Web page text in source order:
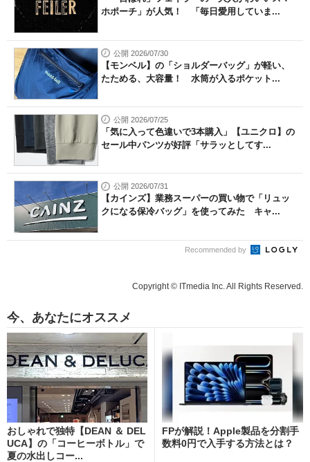
ホポーチ」が人気！ 「毎日愛用していま...
公開 2026/07/30
【モンベル】の「ショルダーバッグ」が軽い、
たためる、大容量！ 水筒が入るポケット...
公開 2026/07/25
「気に入って色違いで3本購入」【ユニクロ】の
セール中パンツが好評「サラッとしてす...
公開 2026/07/31
【カインズ】業務スーパーの買い物で「リュッ
クになる保冷バッグ」を使ってみた キャ...
Recommended by
Copyright © ITmedia Inc. All Rights Reserved.
今、あなたにオススメ
おしゃれで独特【DEAN ＆ DEL
UCA】の「コーヒーボトル」で
夏の水出しコー...
FPが解説！Apple製品を分割手
数料0円で入手する方法とは？